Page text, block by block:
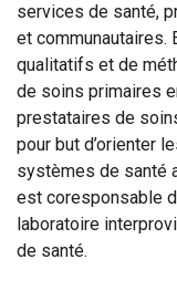
services de santé,
et communautaires.
qualitatifs et de
de soins primaires
prestataires de
pour but d’orienter
systèmes de santé
est coresponsable
laboratoire
de santé.